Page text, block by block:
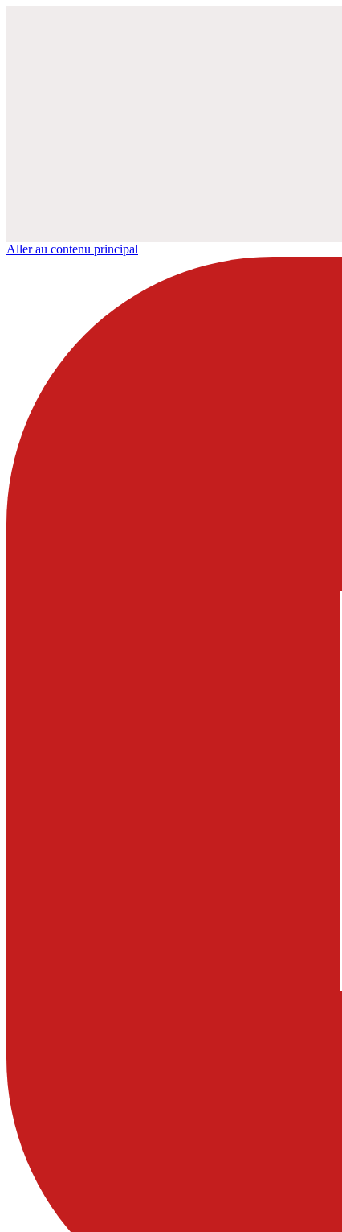
Aller au contenu principal